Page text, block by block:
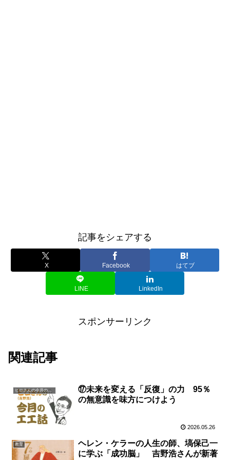
記事をシェアする
X Facebook はてブ
LINE LinkedIn
スポンサーリンク
関連記事
ヒロさんの今月の一言
⑰未来を変える「反復」の力 95％
の無意識を味方につけよう
2026.05.26
教育
ヘレン・ケラーの人生の師、塙保己一
に学ぶ「成功脳」 吉野浩さんが新著